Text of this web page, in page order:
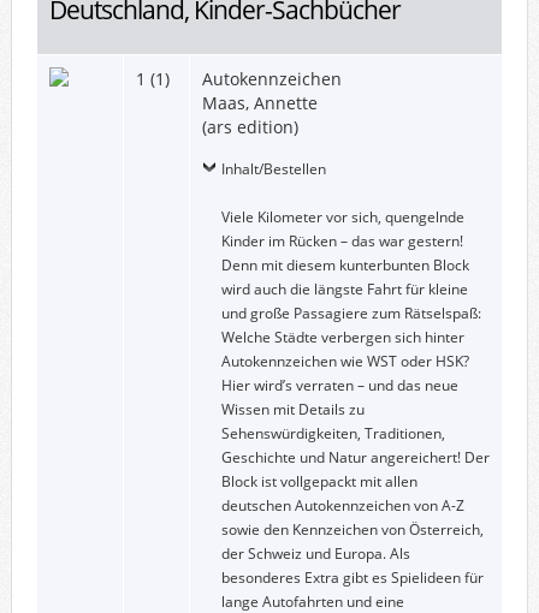
Deutschland, Kinder-Sachbücher
1 (1)
Autokennzeichen
Maas, Annette
(ars edition)
Inhalt/Bestellen
Viele Kilometer vor sich, quengelnde
Kinder im Rücken – das war gestern!
Denn mit diesem kunterbunten Block
wird auch die längste Fahrt für kleine
und große Passagiere zum Rätselspaß:
Welche Städte verbergen sich hinter
Autokennzeichen wie WST oder HSK?
Hier wird’s verraten – und das neue
Wissen mit Details zu
Sehenswürdigkeiten, Traditionen,
Geschichte und Natur angereichert! Der
Block ist vollgepackt mit allen
deutschen Autokennzeichen von A-Z
sowie den Kennzeichen von Österreich,
der Schweiz und Europa. Als
besonderes Extra gibt es Spielideen für
lange Autofahrten und eine